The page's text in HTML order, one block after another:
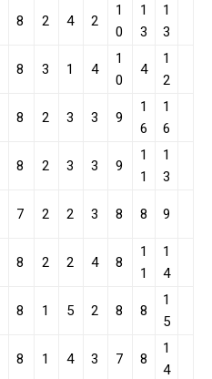
8 2 4 2
1
0
1
3
1
3
8 3 1 4
1
0
4
1
2
8 2 3 3 9
1
6
1
6
8 2 3 3 9
1
1
1
3
7 2 2 3 8 8 9
8 2 2 4 8
1
1
1
4
8 1 5 2 8 8
1
5
8 1 4 3 7 8
1
4